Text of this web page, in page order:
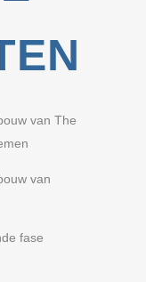
van The
van
fase